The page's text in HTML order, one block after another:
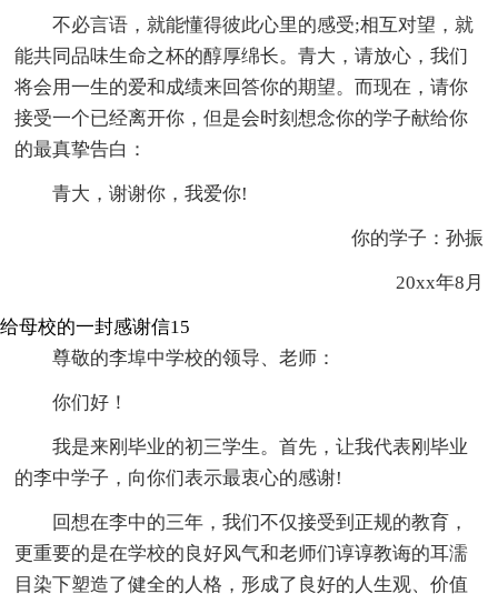
不必言语，就能懂得彼此心里的感受;相互对望，就
能共同品味生命之杯的醇厚绵长。青大，请放心，我们
将会用一生的爱和成绩来回答你的期望。而现在，请你
接受一个已经离开你，但是会时刻想念你的学子献给你
的最真挚告白：
青大，谢谢你，我爱你!
你的学子：孙振
20xx年8月
给母校的一封感谢信15
尊敬的李埠中学校的领导、老师：
你们好！
我是来刚毕业的初三学生。首先，让我代表刚毕业
的李中学子，向你们表示最衷心的感谢!
回想在李中的三年，我们不仅接受到正规的教育，
更重要的是在学校的良好风气和老师们谆谆教诲的耳濡
目染下塑造了健全的人格，形成了良好的人生观、价值